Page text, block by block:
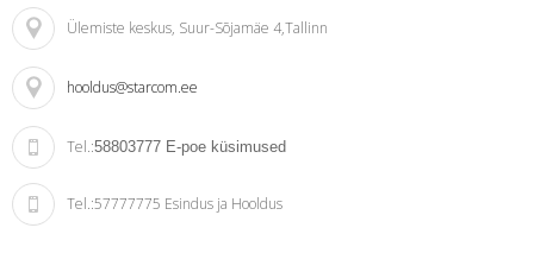
Ülemiste keskus, Suur-Sõjamäe 4,Tallinn
hooldus@starcom.ee
Tel.:58803777 E-poe küsimused
Tel.:57777775 Esindus ja Hooldus